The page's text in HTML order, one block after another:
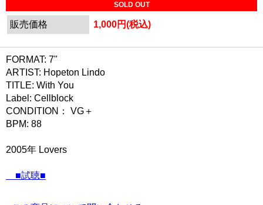
SOLD OUT
販売価格 1,000円(税込)
FORMAT: 7"
ARTIST: Hopeton Lindo
TITLE: With You
Label: Cellblock
CONDITION： VG＋
BPM: 88
2005年 Lovers
■試聴■